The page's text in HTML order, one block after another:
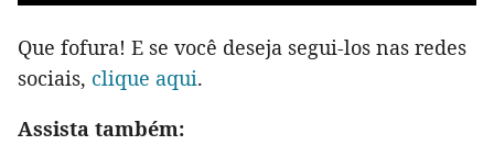
Que fofura! E se você deseja segui-los nas redes
sociais, clique aqui.
Assista também: